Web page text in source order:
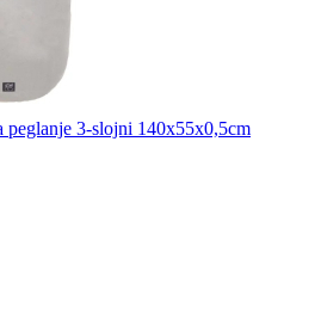
peglanje 3-slojni 140x55x0,5cm